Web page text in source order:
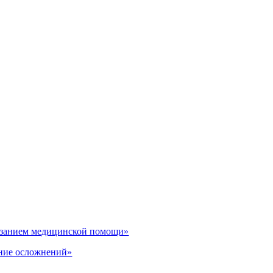
медицинской помощи»
осложнений»